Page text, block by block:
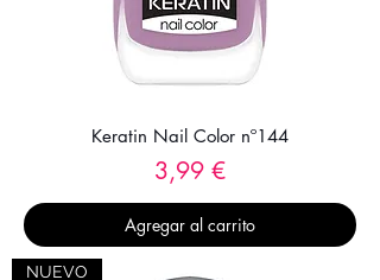
Keratin Nail Color nº144
Precio
3,99 €
Agregar al carrito
NUEVO